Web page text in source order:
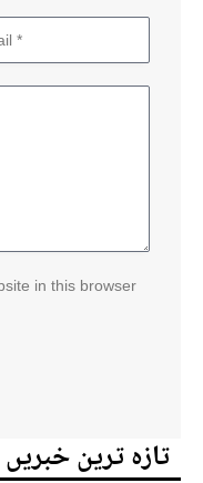
in this browser
تازہ ترین خبریں